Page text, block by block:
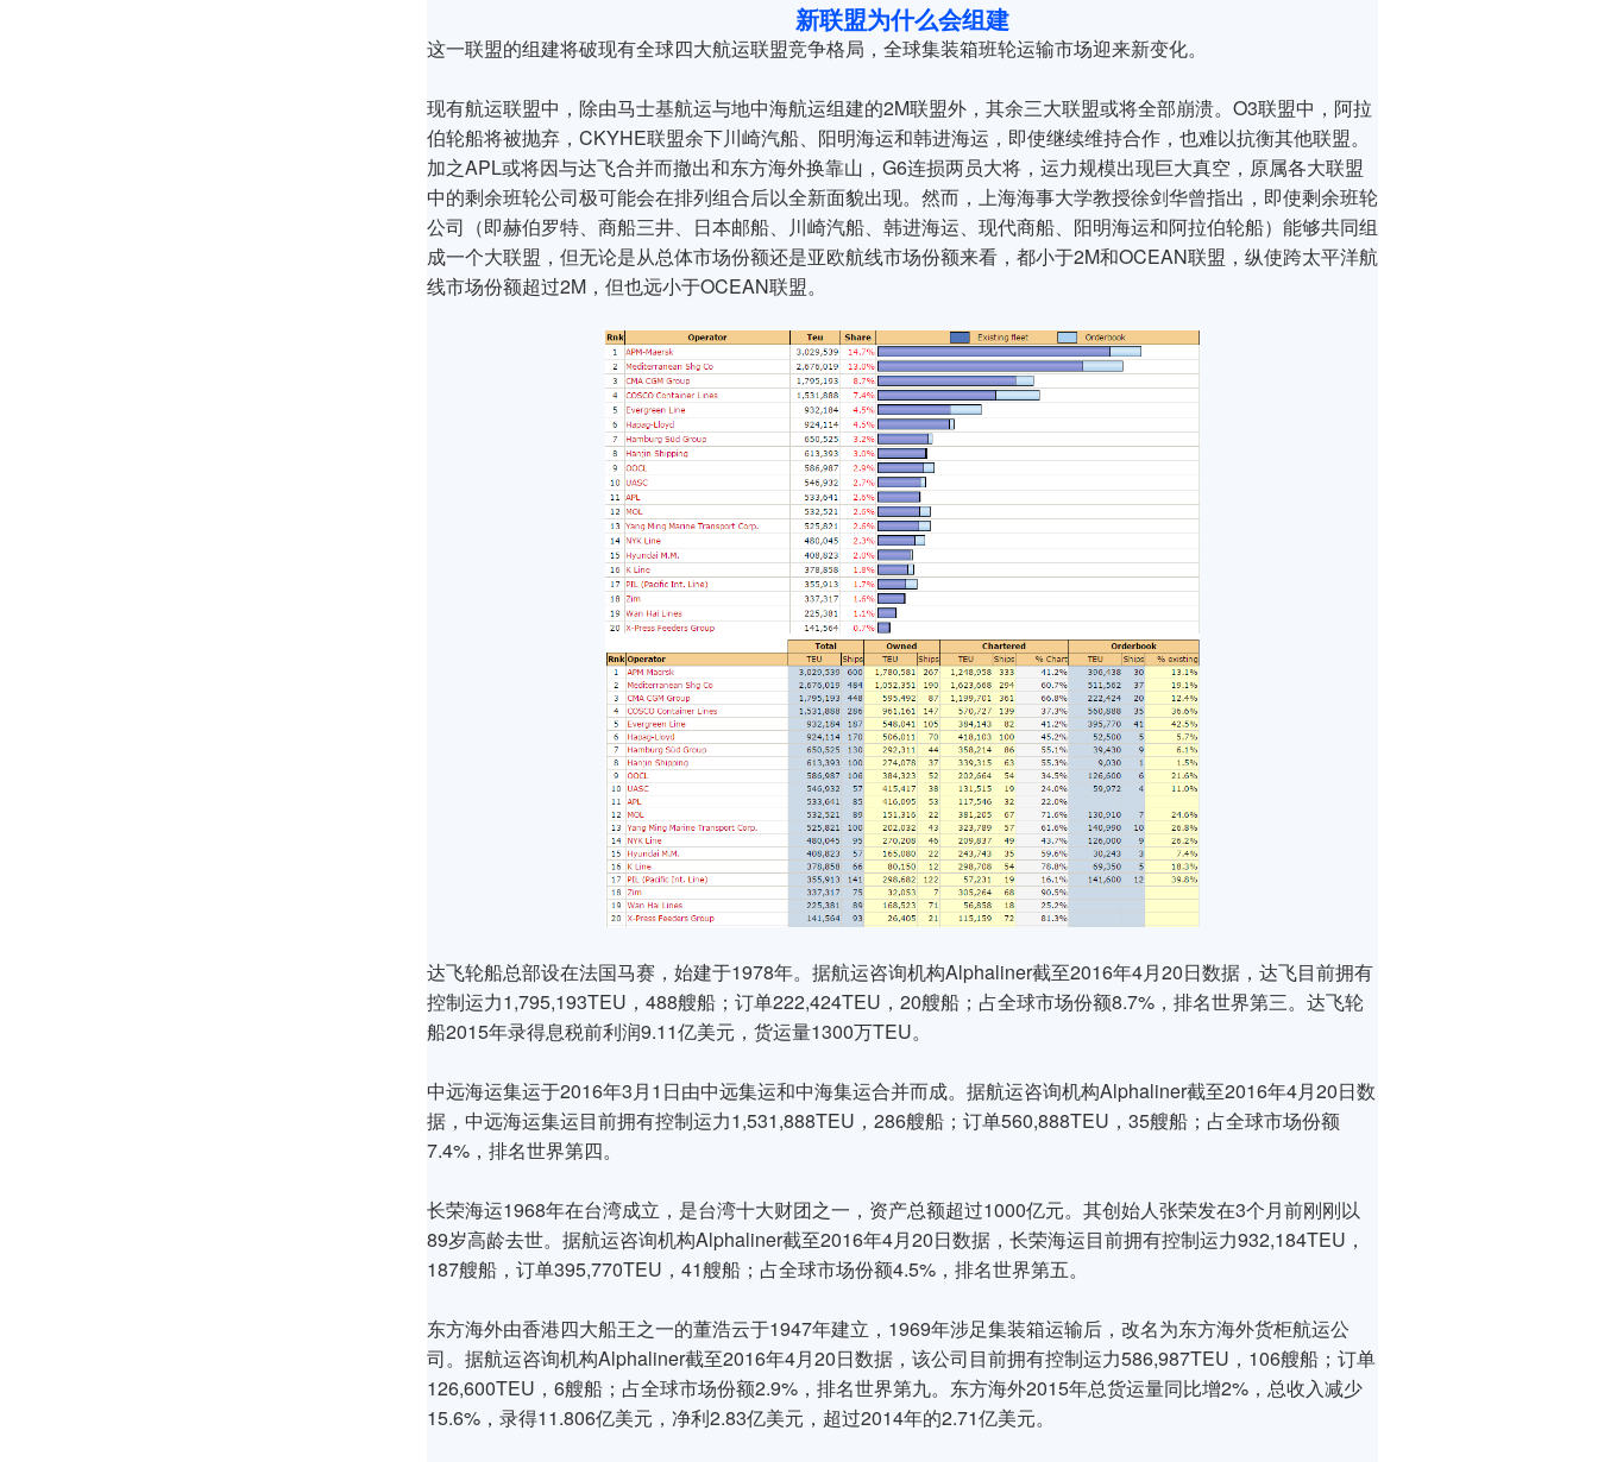
新联盟为什么会组建
这一联盟的组建将破现有全球四大航运联盟竞争格局，全球集装箱班轮运输市场迎来新变化。
现有航运联盟中，除由马士基航运与地中海航运组建的2M联盟外，其余三大联盟或将全部崩溃。O3联盟中，阿拉
伯轮船将被抛弃，CKYHE联盟余下川崎汽船、阳明海运和韩进海运，即使继续维持合作，也难以抗衡其他联盟。
加之APL或将因与达飞合并而撤出和东方海外换靠山，G6连损两员大将，运力规模出现巨大真空，原属各大联盟
中的剩余班轮公司极可能会在排列组合后以全新面貌出现。然而，上海海事大学教授徐剑华曾指出，即使剩余班轮
公司（即赫伯罗特、商船三井、日本邮船、川崎汽船、韩进海运、现代商船、阳明海运和阿拉伯轮船）能够共同组
成一个大联盟，但无论是从总体市场份额还是亚欧航线市场份额来看，都小于2M和OCEAN联盟，纵使跨太平洋航
线市场份额超过2M，但也远小于OCEAN联盟。
达飞轮船总部设在法国马赛，始建于1978年。据航运咨询机构Alphaliner截至2016年4月20日数据，达飞目前拥有
控制运力1,795,193TEU，488艘船；订单222,424TEU，20艘船；占全球市场份额8.7%，排名世界第三。达飞轮
船2015年录得息税前利润9.11亿美元，货运量1300万TEU。
中远海运集运于2016年3月1日由中远集运和中海集运合并而成。据航运咨询机构Alphaliner截至2016年4月20日数
据，中远海运集运目前拥有控制运力1,531,888TEU，286艘船；订单560,888TEU，35艘船；占全球市场份额
7.4%，排名世界第四。
长荣海运1968年在台湾成立，是台湾十大财团之一，资产总额超过1000亿元。其创始人张荣发在3个月前刚刚以
89岁高龄去世。据航运咨询机构Alphaliner截至2016年4月20日数据，长荣海运目前拥有控制运力932,184TEU，
187艘船，订单395,770TEU，41艘船；占全球市场份额4.5%，排名世界第五。
东方海外由香港四大船王之一的董浩云于1947年建立，1969年涉足集装箱运输后，改名为东方海外货柜航运公
司。据航运咨询机构Alphaliner截至2016年4月20日数据，该公司目前拥有控制运力586,987TEU，106艘船；订单
126,600TEU，6艘船；占全球市场份额2.9%，排名世界第九。东方海外2015年总货运量同比增2%，总收入减少
15.6%，录得11.806亿美元，净利2.83亿美元，超过2014年的2.71亿美元。